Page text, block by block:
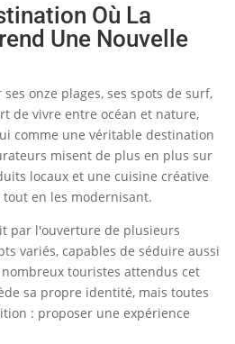
Où La
Une Nouvelle
onze plages, ses spots de surf,
de vivre entre océan et nature,
comme une véritable destination
misent de plus en plus sur
locaux et une cuisine créative
en les modernisant.
par l'ouverture de plusieurs
variés, capables de séduire aussi
touristes attendus cet
sa propre identité, mais toutes
: proposer une expérience